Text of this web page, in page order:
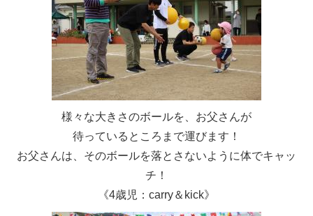
様々な大きさのボールを、お父さんが
待っているところまで運びます！
お父さんは、そのボールを落とさないように体でキャッ
チ！
《4歳児：carry＆kick》